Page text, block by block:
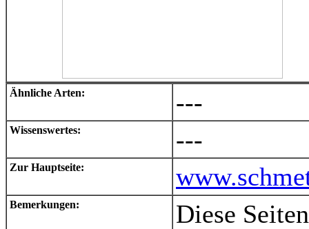
Ähnliche Arten: ---
Wissenswertes: ---
Zur Hauptseite:
Bemerkungen:
Diese